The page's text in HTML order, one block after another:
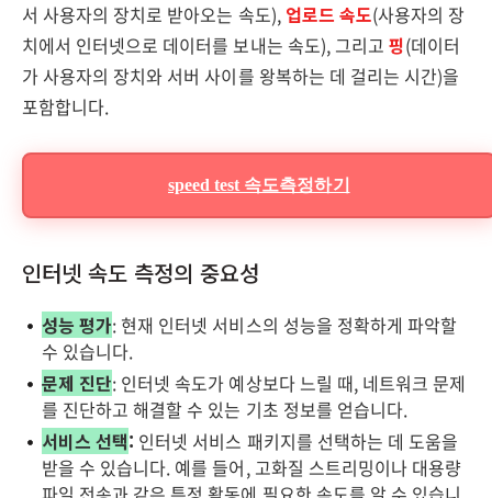
서 사용자의 장치로 받아오는 속도), 업로드 속도(사용자의 장
치에서 인터넷으로 데이터를 보내는 속도), 그리고 핑(데이터
가 사용자의 장치와 서버 사이를 왕복하는 데 걸리는 시간)을
포함합니다.
speed test 속도측정하기
인터넷 속도 측정의 중요성
성능 평가: 현재 인터넷 서비스의 성능을 정확하게 파악할
수 있습니다.
문제 진단: 인터넷 속도가 예상보다 느릴 때, 네트워크 문제
를 진단하고 해결할 수 있는 기초 정보를 얻습니다.
서비스 선택: 인터넷 서비스 패키지를 선택하는 데 도움을
받을 수 있습니다. 예를 들어, 고화질 스트리밍이나 대용량